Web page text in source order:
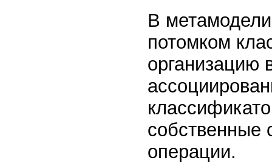
В
потомком
организацию
собственные
операции.